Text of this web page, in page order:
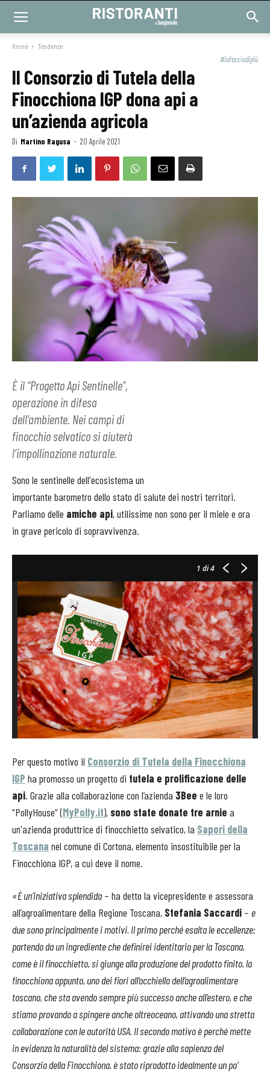
Home Tendenze
#iofacciodipiù
Il Consorzio di Tutela della
Finocchiona IGP dona api a
un’azienda agricola
Di Martino Ragusa - 20 Aprile 2021
È il “Progetto Api Sentinelle”,
operazione in difesa
dell’ambiente. Nei campi di
finocchio selvatico si aiuterà
l’impollinazione naturale.
Sono le sentinelle dell'ecosistema un
importante barometro dello stato di salute dei nostri territori.
Parliamo delle amiche api, utilissime non sono per il miele e ora
in grave pericolo di sopravvivenza.
1 di 4
Per questo motivo il Consorzio di Tutela della Finocchiona
IGP ha promosso un progetto di tutela e prolificazione delle
api. Grazie alla collaborazione con l’azienda 3Bee e le loro
“PollyHouse” (MyPolly.it), sono state donate tre arnie a
un'azienda produttrice di finocchietto selvatico, la Sapori della
Toscana nel comune di Cortona, elemento insostituibile per la
Finocchiona IGP, a cui deve il nome.
«È un’iniziativa splendida – ha detto la vicepresidente e assessora
all’agroalimentare della Regione Toscana, Stefania Saccardi – e
due sono principalmente i motivi. Il primo perché esalta le eccellenze:
partendo da un ingrediente che definirei identitario per la Toscana,
come è il finocchietto, si giunge alla produzione del prodotto finito, la
finocchiona appunto, uno dei fiori all’occhiello dell’agroalimentare
toscano, che sta avendo sempre più successo anche all’estero, e che
stiamo provando a spingere anche oltreoceano, attivando una stretta
collaborazione con le autorità USA. Il secondo motivo è perché mette
in evidenza la naturalità del sistema: grazie alla sapienza del
Consorzio della Finocchiona, è stato riprodotto idealmente un po’